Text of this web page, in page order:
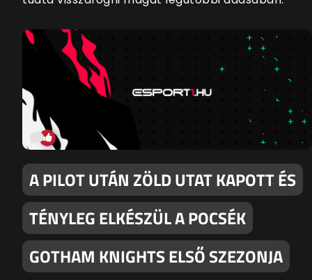
A PILOT UTÁN ZÖLD UTAT KAPOTT ÉS
TÉNYLEG ELKÉSZÜL A POCSÉK
GOTHAM KNIGHTS ELSŐ SZEZONJA